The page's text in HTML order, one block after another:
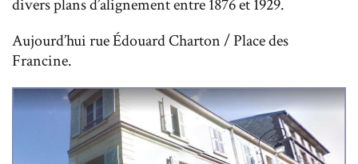
divers plans d’alignement entre 1876 et 1929.
Aujourd’hui rue Édouard Charton / Place des
Francine.